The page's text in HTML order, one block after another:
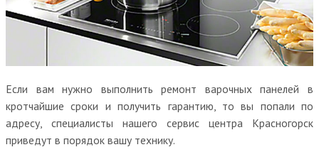
Если вам нужно выполнить ремонт варочных панелей в
кротчайшие сроки и получить гарантию, то вы попали по
адресу, специалисты нашего сервис центра Красногорск
приведут в порядок вашу технику.